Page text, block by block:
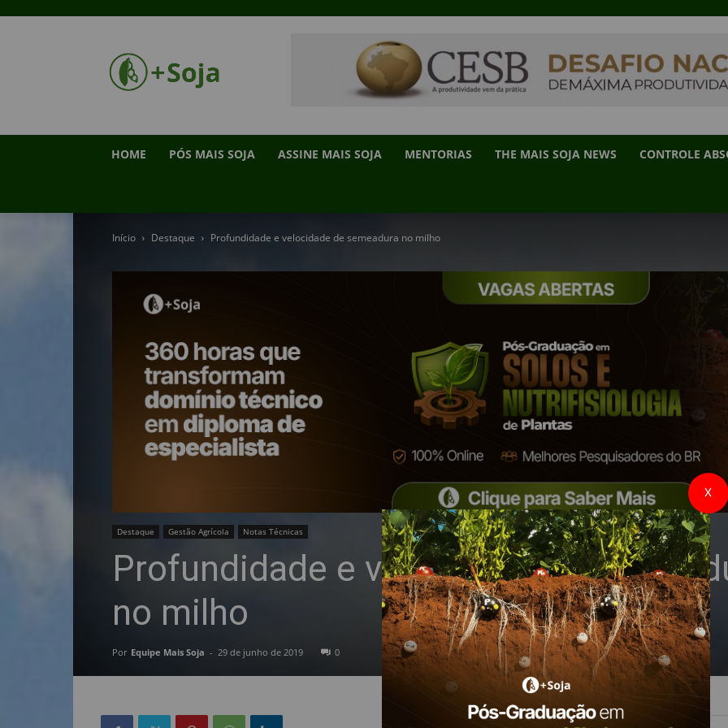
HOME PÓS MAIS SOJA ASSINE MAIS SOJA MENTORIAS THE MAIS SOJA NEWS CONTROLE
Início Destaque Profundidade e velocidade de semeadura no milho
Destaque Gestão Agrícola Notas Técnicas
Profundidade e velocidade de
no milho
Por Equipe Mais Soja - 29 de junho de 2019 0
X